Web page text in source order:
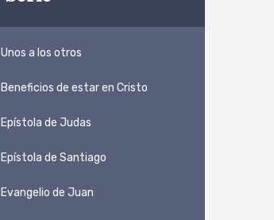
Unos a los otros
Beneficios de estar en Cristo
Epístola de Judas
Epístola de Santiago
Evangelio de Juan